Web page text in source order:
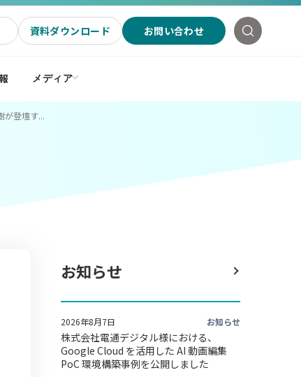
資料ダウンロード お問い合わせ
メディア
が登壇す...
お知らせ
2026年8月7日 お知らせ
株式会社電通デジタル様における、
Google Cloud を活用した AI 動画編集
PoC 環境構築事例を公開しました